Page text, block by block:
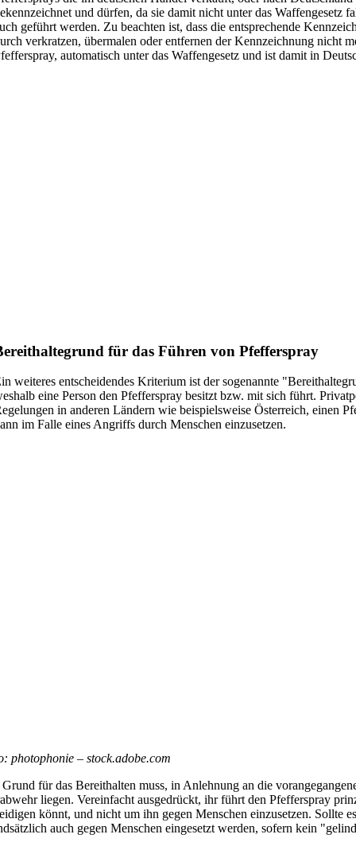
und dürfen, da sie damit nicht unter das Waffengesetz
geführt werden. Zu beachten ist, dass die entsprechende
verkratzen, übermalen oder entfernen der Kennzeichnung nicht
automatisch unter das Waffengesetz und ist damit in
für das Führen von Pfefferspray
weiteres entscheidendes Kriterium ist der sogenannte
eine Person den Pfefferspray besitzt bzw. mit sich führt.
in anderen Ländern wie beispielsweise Österreich, einen
im Falle eines Angriffs durch Menschen einzusetzen.
photophonie – stock.adobe.com
für das Bereithalten muss, in Anlehnung an die
liegen. Vereinfacht ausgedrückt, ihr führt den Pfefferspray
könnt, und nicht um ihn gegen Menschen einzusetzen. Sollte
auch gegen Menschen eingesetzt werden, sofern kein